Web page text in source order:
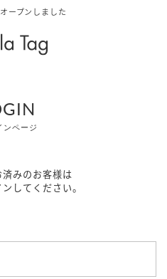
ープンしました
ンページ
みのお客様は
してください。